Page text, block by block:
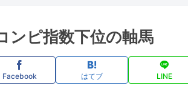
ピ指数下位の軸馬
Facebook はてブ LINE